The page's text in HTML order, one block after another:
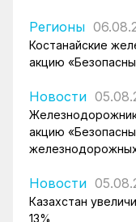
Регионы
Костанайские
акцию
Новости
акцию
Новости
Казахстан
13%